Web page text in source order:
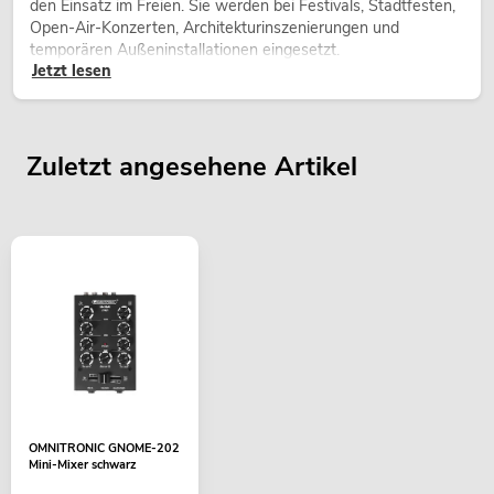
den Einsatz im Freien. Sie werden bei Festivals, Stadtfesten,
Open-Air-Konzerten, Architekturinszenierungen und
temporären Außeninstallationen eingesetzt.
Jetzt lesen
Zuletzt angesehene Artikel
OMNITRONIC GNOME-202
Mini-Mixer schwarz